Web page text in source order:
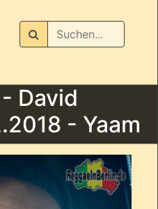
Suchen
David
- Yaam